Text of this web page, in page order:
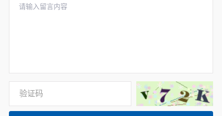
请输入留言内容